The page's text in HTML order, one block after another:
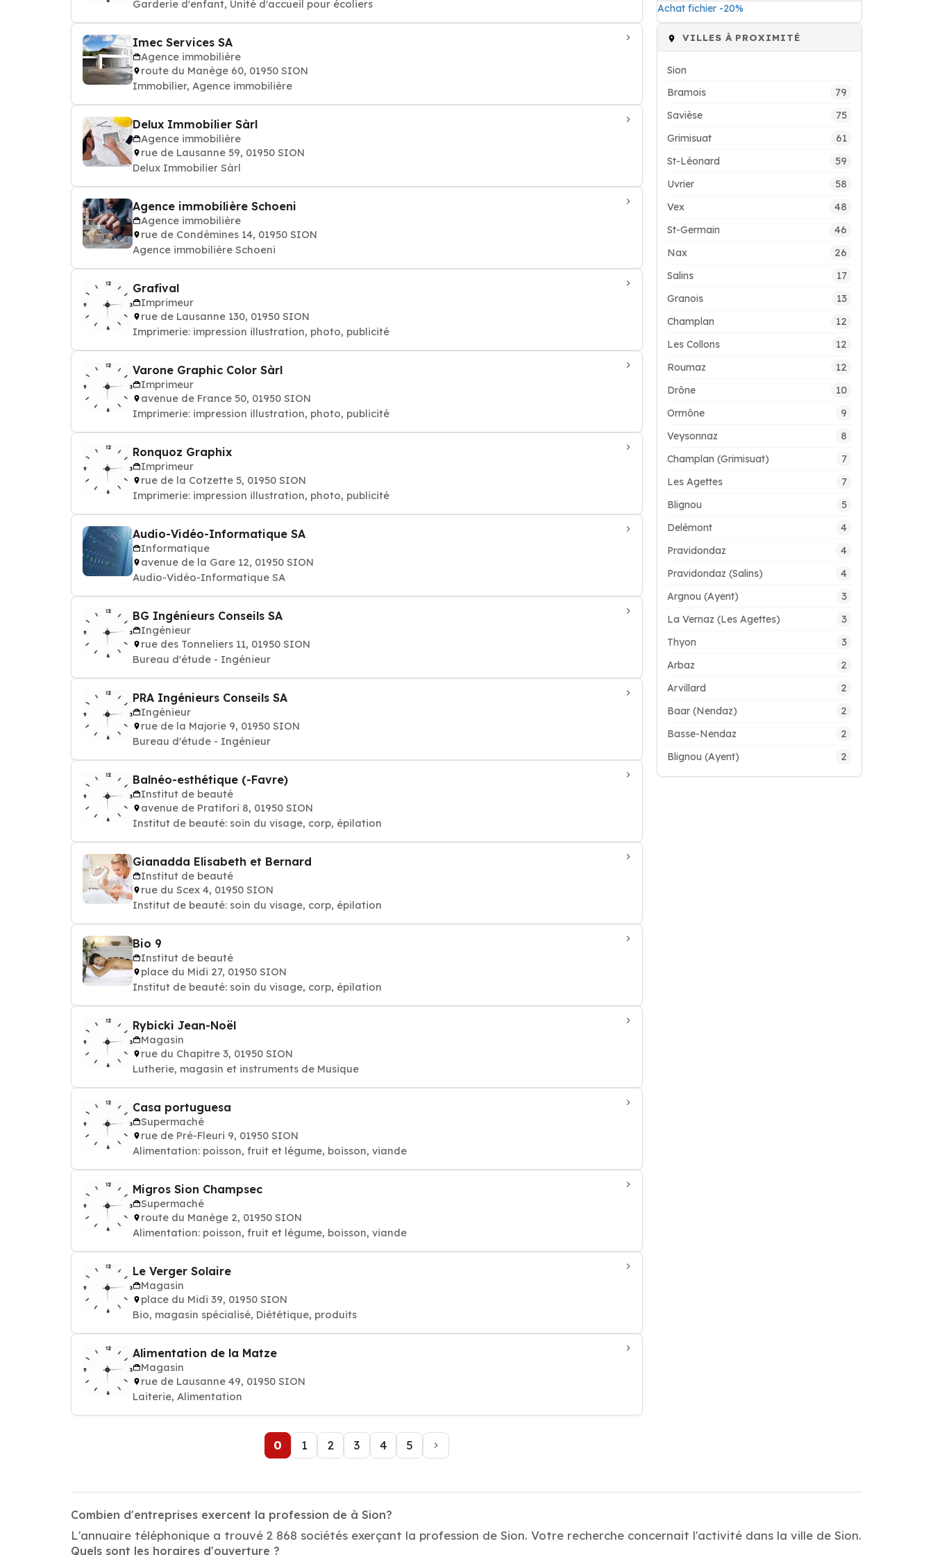
Garderie d'enfant, Unité d'accueil pour écoliers
Imec Services SA
Agence immobilière
route du Manège 60, 01950 SION
Immobilier, Agence immobilière
Delux Immobilier Sàrl
Agence immobilière
rue de Lausanne 59, 01950 SION
Delux Immobilier Sàrl
Agence immobilière Schoeni
Agence immobilière
rue de Condémines 14, 01950 SION
Agence immobilière Schoeni
Grafival
Imprimeur
rue de Lausanne 130, 01950 SION
Imprimerie: impression illustration, photo, publicité
Varone Graphic Color Sàrl
Imprimeur
avenue de France 50, 01950 SION
Imprimerie: impression illustration, photo, publicité
Ronquoz Graphix
Imprimeur
rue de la Cotzette 5, 01950 SION
Imprimerie: impression illustration, photo, publicité
Audio-Vidéo-Informatique SA
Informatique
avenue de la Gare 12, 01950 SION
Audio-Vidéo-Informatique SA
BG Ingénieurs Conseils SA
Ingénieur
rue des Tonneliers 11, 01950 SION
Bureau d'étude - Ingénieur
PRA Ingénieurs Conseils SA
Ingénieur
rue de la Majorie 9, 01950 SION
Bureau d'étude - Ingénieur
Balnéo-esthétique (-Favre)
Institut de beauté
avenue de Pratifori 8, 01950 SION
Institut de beauté: soin du visage, corp, épilation
Gianadda Elisabeth et Bernard
Institut de beauté
rue du Scex 4, 01950 SION
Institut de beauté: soin du visage, corp, épilation
Bio 9
Institut de beauté
place du Midi 27, 01950 SION
Institut de beauté: soin du visage, corp, épilation
Rybicki Jean-Noël
Magasin
rue du Chapitre 3, 01950 SION
Lutherie, magasin et instruments de Musique
Casa portuguesa
Supermaché
rue de Pré-Fleuri 9, 01950 SION
Alimentation: poisson, fruit et légume, boisson, viande
Migros Sion Champsec
Supermaché
route du Manège 2, 01950 SION
Alimentation: poisson, fruit et légume, boisson, viande
Le Verger Solaire
Magasin
place du Midi 39, 01950 SION
Bio, magasin spécialisé, Diététique, produits
Alimentation de la Matze
Magasin
rue de Lausanne 49, 01950 SION
Laiterie, Alimentation
0 1 2 3 4 5
Achat fichier -20%
VILLES À PROXIMITÉ
Sion
Bramois
79
Savièse 75
Grimisuat 61
St-Léonard 59
Uvrier 58
Vex 48
St-Germain 46
Nax 26
Salins 17
Granois 13
Champlan 12
Les Collons 12
Roumaz 12
Drône 10
Ormône 9
Veysonnaz 8
Champlan (Grimisuat) 7
Les Agettes 7
Blignou 5
Delémont 4
Pravidondaz 4
Pravidondaz (Salins) 4
Argnou (Ayent) 3
La Vernaz (Les Agettes) 3
Thyon 3
Arbaz 2
Arvillard 2
Baar (Nendaz) 2
Basse-Nendaz 2
Blignou (Ayent) 2
Combien d'entreprises exercent la profession de à Sion?
L'annuaire téléphonique a trouvé 2 868 sociétés exerçant la profession de Sion. Votre recherche concernait l'activité dans la ville de Sion.
Quels sont les horaires d'ouverture ?